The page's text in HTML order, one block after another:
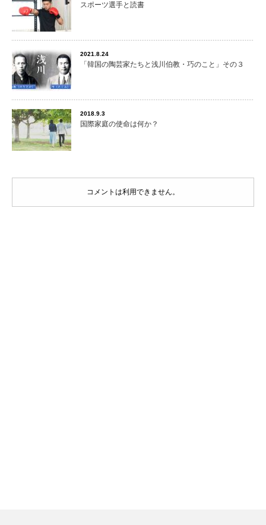
スポーツ選手と読書
2021.8.24
「韓国の陶芸家たちと浅川伯教・巧のこと」その３
2018.9.3
国際家庭の使命は何か？
コメントは利用できません。